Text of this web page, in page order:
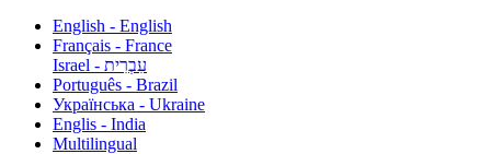
English - English
Français - France
עִבְרִית - Israel
Português - Brazil
Українська - Ukraine
Englis - India
Multilingual